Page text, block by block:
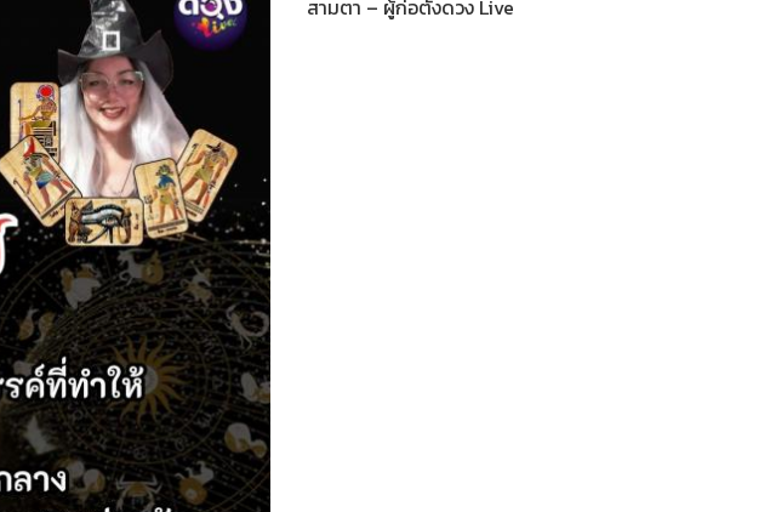
สามตา – ผู้ก่อตั้งดวง Live